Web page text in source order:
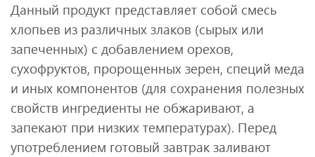
Данный продукт представляет собой смесь
хлопьев из различных злаков (сырых или
запеченных) с добавлением орехов,
сухофруктов, пророщенных зерен, специй меда
и иных компонентов (для сохранения полезных
свойств ингредиенты не обжаривают, а
запекают при низких температурах). Перед
употреблением готовый завтрак заливают